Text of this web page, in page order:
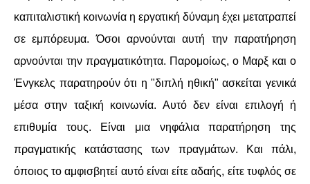
ΑΝΑΚΟΙΝΏΣΕΙΣ
ΑΝΑΛΎΣΕΙΣ
ΚΙΝΉΜΑΤΑ
ΕΙΔΉΣΕΙΣ
καπιταλιστική κοινωνία η εργατική δύναμη έχει μετατραπεί
σε εμπόρευμα. Όσοι αρνούνται αυτή την παρατήρηση
αρνούνται την πραγματικότητα. Παρομοίως, ο Μαρξ και ο
Ένγκελς παρατηρούν ότι η "διπλή ηθική" ασκείται γενικά
μέσα στην ταξική κοινωνία. Αυτό δεν είναι επιλογή ή
επιθυμία τους. Είναι μια νηφάλια παρατήρηση της
πραγματικής κατάστασης των πραγμάτων. Και πάλι,
όποιος το αμφισβητεί αυτό είναι είτε αδαής, είτε τυφλός σε